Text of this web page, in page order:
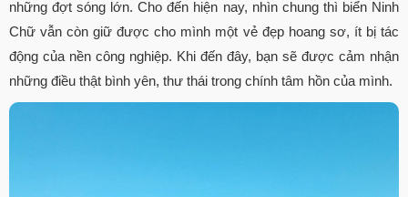
những đợt sóng lớn. Cho đến hiện nay, nhìn chung thì biển Ninh
Chữ vẫn còn giữ được cho mình một vẻ đẹp hoang sơ, ít bị tác
động của nền công nghiệp. Khi đến đây, bạn sẽ được cảm nhận
những điều thật bình yên, thư thái trong chính tâm hồn của mình.